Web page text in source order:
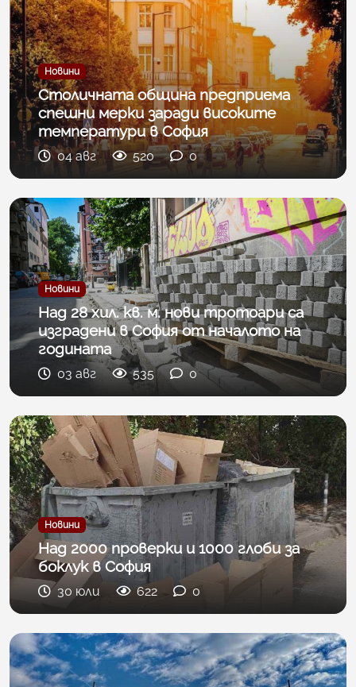
Новини
Столичната община предприема
спешни мерки заради високите
температури в София
04 авг 520 0
Новини
Над 28 хил. кв. м. нови тротоари са
изградени в София от началото на
годината
03 авг 535 0
Новини
Над 2000 проверки и 1000 глоби за
боклук в София
30 юли 622 0